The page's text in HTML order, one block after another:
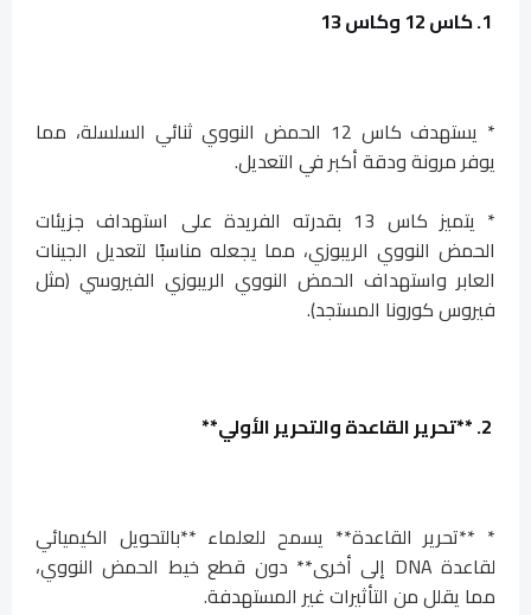
* يستهدف كاس 12 الحمض النووي ثنائي السلسلة، مما
يوفر مرونة ودقة أكبر في التعديل.
* يتميز كاس 13 بقدرته الفريدة على استهداف جزيئات
الحمض النووي الريبوزي، مما يجعله مناسبًا لتعديل الجينات
العابر واستهداف الحمض النووي الريبوزي الفيروسي (مثل
فيروس كورونا المستجد).
* **تحرير القاعدة** يسمح للعلماء **بالتحويل الكيميائي
لقاعدة DNA إلى أخرى** دون قطع خيط الحمض النووي،
مما يقلل من التأثيرات غير المستهدفة.